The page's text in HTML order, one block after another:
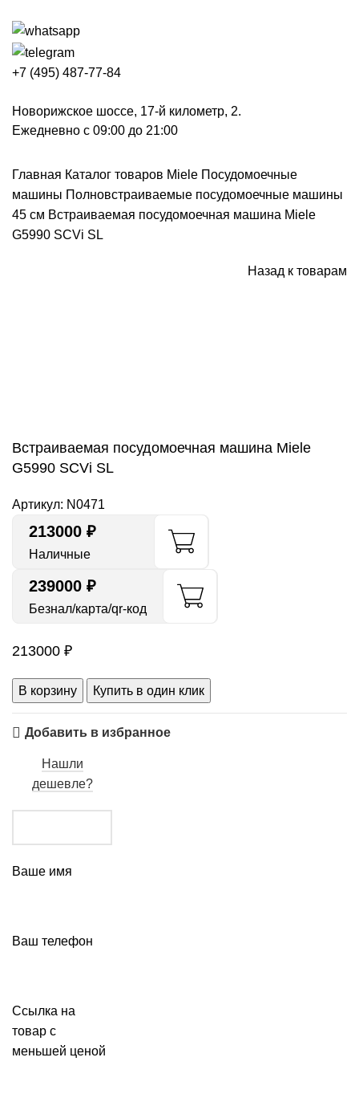
+7 (495) 487-77-84
Новорижское шоссе, 17-й километр, 2.
Ежедневно с 09:00 до 21:00
Главная Каталог товаров Miele Посудомоечные
машины Полновстраиваемые посудомоечные машины
45 см Встраиваемая посудомоечная машина Miele
G5990 SCVi SL
Назад к товарам
Встраиваемая посудомоечная машина Miele
G5990 SCVi SL
Артикул: N0471
213000 ₽
Наличные
239000 ₽
Безнал/карта/qr-код
213000 ₽
В корзину Купить в один клик
Добавить в избранное
Нашли
дешевле?
Ваше имя
Ваш телефон
Ссылка на
товар с
меньшей ценой